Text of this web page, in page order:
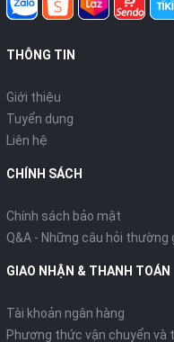
THÔNG TIN
Giới thiệu
Tuyển dụng
Liên hệ
CHÍNH SÁCH
Chính sách bảo mật
Q&A - Những câu hỏi thường
GIAO NHẬN & THANH TOÁN
Tài khoản ngân hàng
Phương thức vận chuyển và